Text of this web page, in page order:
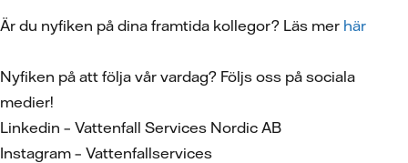
Är du nyfiken på dina framtida kollegor? Läs mer här
Nyfiken på att följa vår vardag? Följs oss på sociala
medier!
Linkedin – Vattenfall Services Nordic AB
Instagram – Vattenfallservices